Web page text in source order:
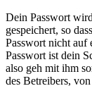
Dein Passwort
gespeichert, so
Passwort nicht auf
Passwort ist dein
also geh mit ihm
des Betreibers,